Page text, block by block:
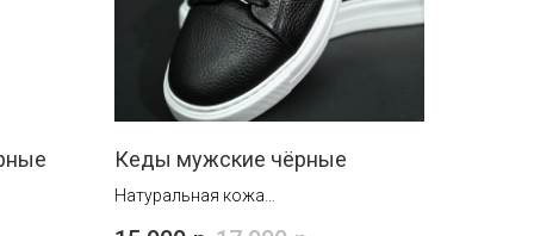
Кеды мужские чёрные
Натуральная кожа